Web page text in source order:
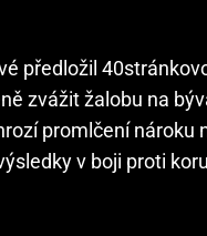
předložil
zvážit žalobu na
promlčení
v boji proti